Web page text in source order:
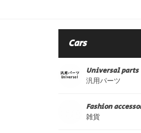
Cars
Universal parts
汎用パーツ
Fashion
雑貨